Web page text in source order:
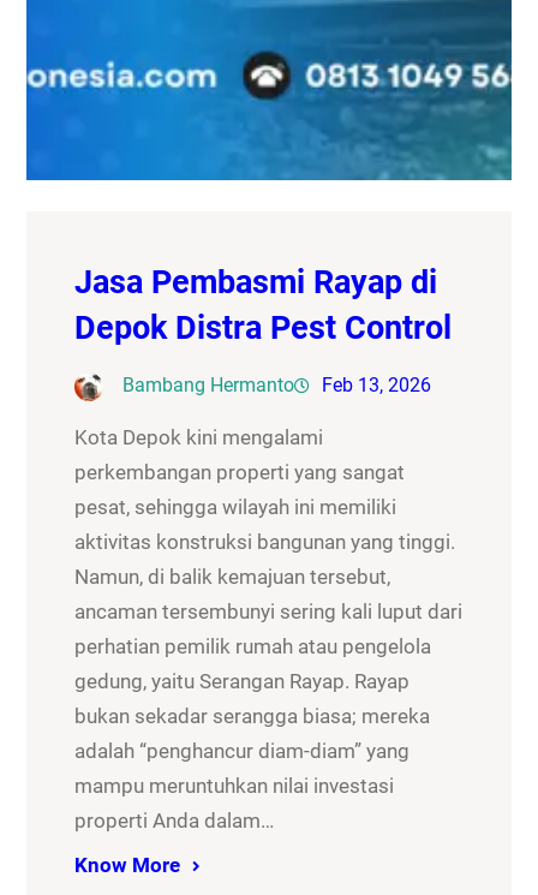
Jasa Pembasmi Rayap di
Depok Distra Pest Control
Bambang Hermanto Feb 13, 2026
Kota Depok kini mengalami
perkembangan properti yang sangat
pesat, sehingga wilayah ini memiliki
aktivitas konstruksi bangunan yang tinggi.
Namun, di balik kemajuan tersebut,
ancaman tersembunyi sering kali luput dari
perhatian pemilik rumah atau pengelola
gedung, yaitu Serangan Rayap. Rayap
bukan sekadar serangga biasa; mereka
adalah “penghancur diam-diam” yang
mampu meruntuhkan nilai investasi
properti Anda dalam…
Know More